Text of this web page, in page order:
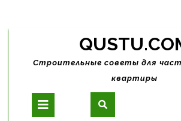
Skip
contentСтроительные советы для
квартиры
Open